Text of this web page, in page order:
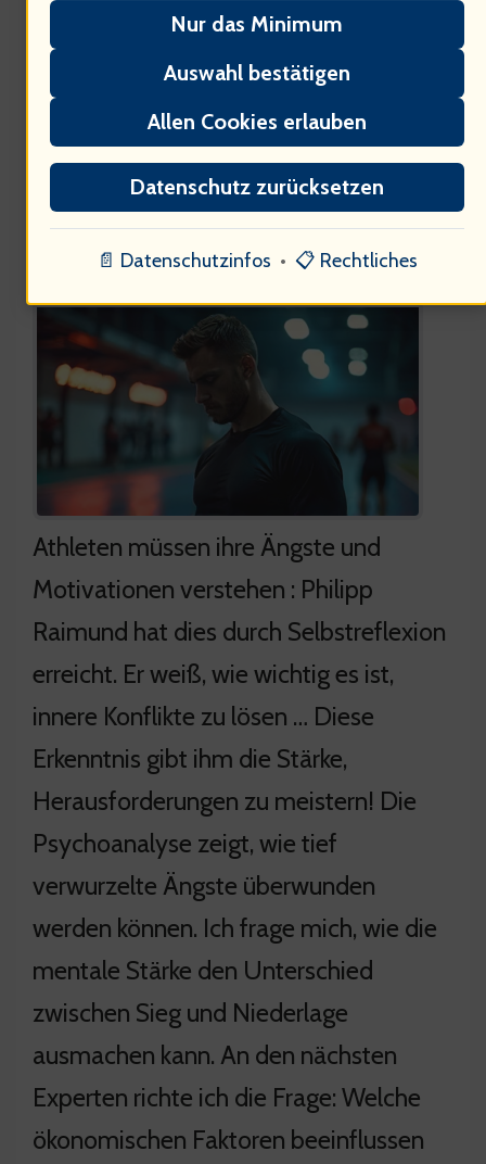
können psychologische Ansätze
Athleten in ihrer Karriere unterstützen?
• Quelle: Richter, "Sport und", S. 29
Psychologische Ansätze im
Sport: Ein Blick in die Psyche
Athleten müssen ihre Ängste und
Motivationen verstehen : Philipp
Raimund hat dies durch Selbstreflexion
erreicht. Er weiß, wie wichtig es ist,
innere Konflikte zu lösen … Diese
Erkenntnis gibt ihm die Stärke,
Herausforderungen zu meistern! Die
Psychoanalyse zeigt, wie tief
verwurzelte Ängste überwunden
werden können. Ich frage mich, wie die
mentale Stärke den Unterschied
zwischen Sieg und Niederlage
ausmachen kann. An den nächsten
Experten richte ich die Frage: Welche
ökonomischen Faktoren beeinflussen
Nur das Minimum
Auswahl bestätigen
Allen Cookies erlauben
Datenschutz zurücksetzen
📄 Datenschutzinfos • 📋 Rechtliches